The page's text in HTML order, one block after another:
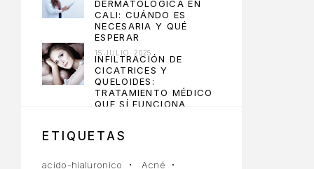
DERMATOLÓGICA EN
CALI: CUÁNDO ES
NECESARIA Y QUÉ
ESPERAR
15 JULIO, 2025
INFILTRACIÓN DE
CICATRICES Y
QUELOIDES:
TRATAMIENTO MÉDICO
QUE SÍ FUNCIONA
ETIQUETAS
acido-hialuronico
Acné